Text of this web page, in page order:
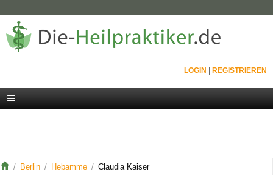
LOGIN REGISTRIEREN
Berlin Hebamme Claudia Kaiser